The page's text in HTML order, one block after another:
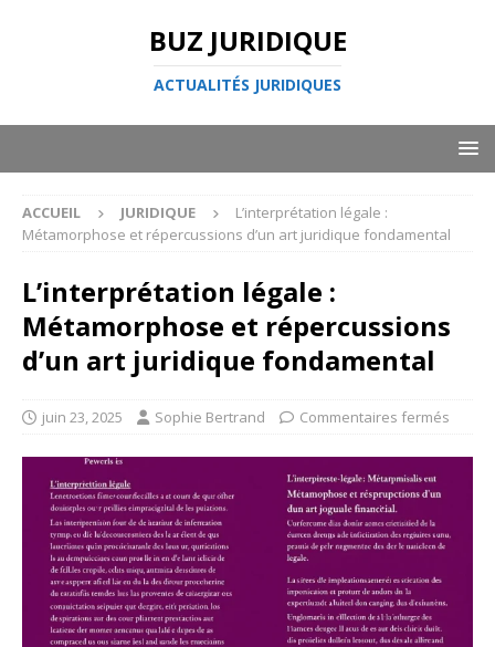
BUZ JURIDIQUE
ACTUALITÉS JURIDIQUES
ACCUEIL JURIDIQUE
L’interprétation légale :
Métamorphose et répercussions d’un art juridique fondamental
L’interprétation légale :
Métamorphose et répercussions
d’un art juridique fondamental
juin 23, 2025 Sophie Bertrand Commentaires fermés